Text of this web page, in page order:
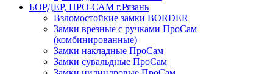
БОРДЕР, ПРО-САМ г.Рязань
Взломостойкие замки BORDER
Замки врезные с ручками ПроСам
(комбинированные)
Замки накладные ПроСам
Замки сувальдные ПроСам